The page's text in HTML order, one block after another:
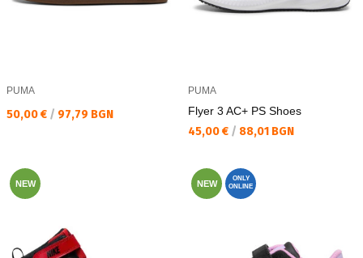
PUMA
Текуща цена:
50,00 € / 97,79 BGN
PUMA
Flyer 3 AC+ PS Shoes
Текуща цена:
45,00 € / 88,01 BGN
NEW NEW
ONLY
ONLINE